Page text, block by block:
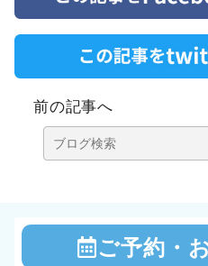
前の記事へ
ご予約・